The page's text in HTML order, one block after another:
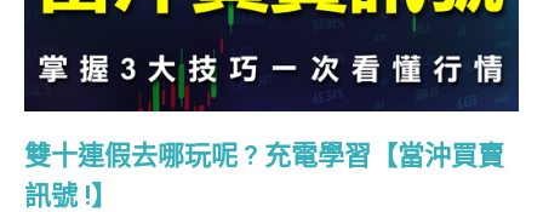
雙十連假去哪玩呢 ? 充電學習【當沖買賣
訊號 !】